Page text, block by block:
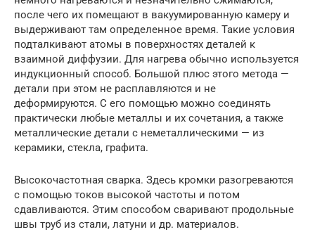
после чего их помещают в вакуумированную камеру и
выдерживают там определенное время. Такие условия
подталкивают атомы в поверхностях деталей к
взаимной диффузии. Для нагрева обычно используется
индукционный способ. Большой плюс этого метода —
детали при этом не расплавляются и не
деформируются. С его помощью можно соединять
практически любые металлы и их сочетания, а также
металлические детали с неметаллическими — из
керамики, стекла, графита.
Высокочастотная сварка. Здесь кромки разогреваются
с помощью токов высокой частоты и потом
сдавливаются. Этим способом сваривают продольные
швы труб из стали, латуни и др. материалов.